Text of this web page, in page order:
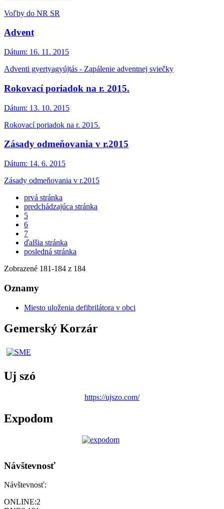
Voľby do NR SR
Advent
Dátum: 16. 11. 2015
Adventi gyertyagyújtás - Zapálenie adventnej sviečky
Rokovací poriadok na r. 2015.
Dátum: 13. 10. 2015
Rokovací poriadok na r. 2015.
Zásady odmeňovania v r.2015
Dátum: 14. 6. 2015
Zásady odmeňovania v r.2015
prvá stránka
predchádzajúca stránka
5
6
7
ďalšia stránka
posledná stránka
Zobrazené 181-184 z 184
Oznamy
Miesto uloženia defibrilátora v obci
Gemerský Korzár
Uj szó
https://ujszo.com/
Expodom
Návštevnosť
Návštevnosť:
ONLINE:2